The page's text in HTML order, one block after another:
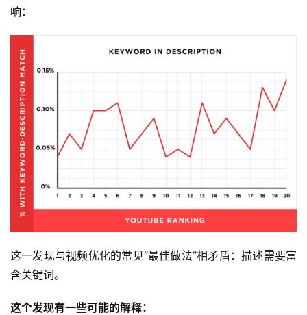
响：
这一发现与视频优化的常见“最佳做法”相矛盾：描述需要富
含关键词。
这个发现有一些可能的解释：